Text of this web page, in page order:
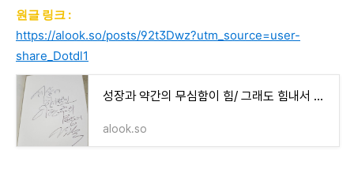
원글 링크 :
https://alook.so/posts/92t3Dwz?utm_source=user-
share_Dotdl1
성장과 약간의 무심함이 힘/ 그래도 힘내서 열심히 쓰면서 잘 살겠습니다! by 청자몽 - 얼룩소 aloo
alook.so